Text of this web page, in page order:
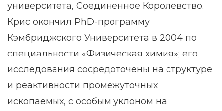
университета, Соединенное Королевство.
Крис окончил PhD-программу
Кэмбриджского Университета в 2004 по
специальности «Физическая химия»; его
исследования сосредоточены на структуре
и реактивности промежуточных
ископаемых, с особым уклоном на